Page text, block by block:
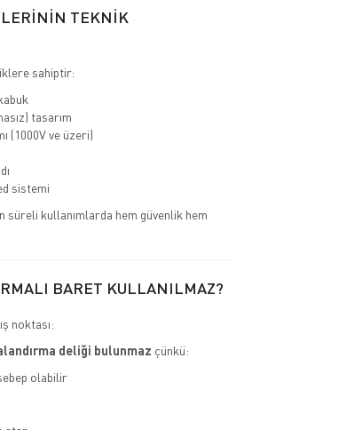
TEKNİK
sahiptir:
tasarım
(1000V ve üzeri)
sistemi
süreli kullanımlarda hem güvenlik hem
BARET KULLANILMAZ?
noktası:
deliği bulunmaz çünkü:
olabilir